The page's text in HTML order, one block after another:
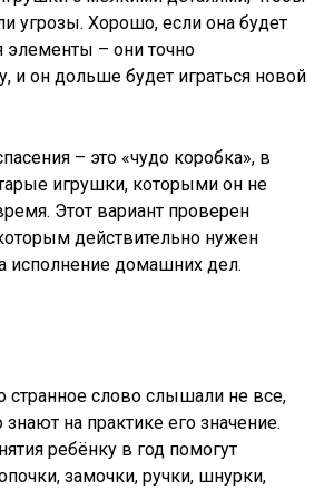
угрозы. Хорошо, если она будет
– они точно
и он дольше будет играться новой
– это «чудо коробка», в
игрушки, которыми он не
Этот вариант проверен
действительно нужен
исполнение домашних дел.
странное слово слышали не все,
знают на практике его значение.
ребёнку в год помогут
замочки, ручки, шнурки,